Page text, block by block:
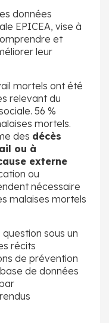
données
EPICEA, vise à
et
leur
mortels ont été
relevant du
56 %
mortels.
des décès
ou à
externe
ou
nécessaire
malaises mortels
sous un
récits
de prévention
de données